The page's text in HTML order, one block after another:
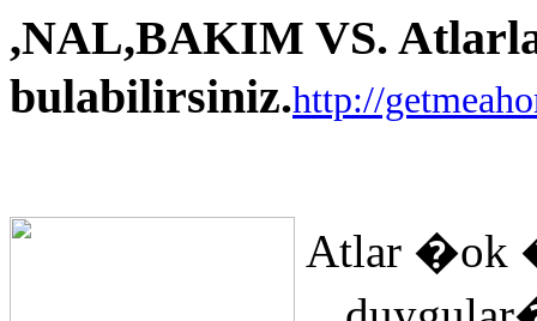
,NAL,BAKIM VS.
bulabilirsiniz.http://
Atlar �ok